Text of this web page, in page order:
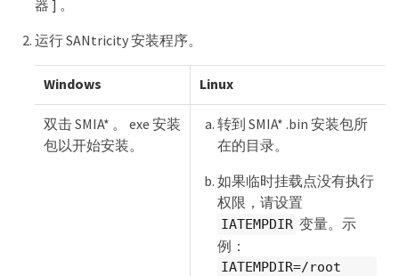
器 ] 。
运行 SANtricity 安装程序。
Windows Linux
双击 SMIA* 。 exe 安装
包以开始安装。
转到 SMIA* .bin 安装包所
在的目录。
如果临时挂载点没有执行
权限，请设置
IATEMPDIR 变量。示
例：
IATEMPDIR=/root